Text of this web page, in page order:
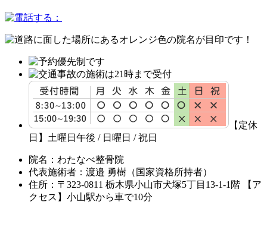
【定休
日】土曜日午後 / 日曜日 / 祝日
院名：わたなべ整骨院
代表施術者：渡邉 勇樹（国家資格所持者）
住所：〒323-0811 栃木県小山市犬塚5丁目13-1-1階 【ア
クセス】小山駅から車で10分